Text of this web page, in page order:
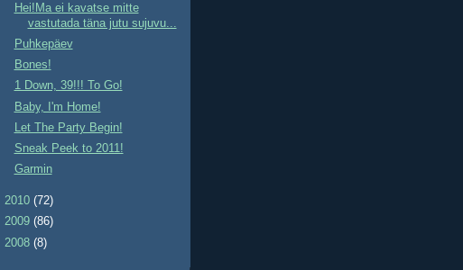
Hei!Ma ei kavatse mitte
vastutada täna jutu sujuvu...
Puhkepäev
Bones!
1 Down, 39!!! To Go!
Baby, I'm Home!
Let The Party Begin!
Sneak Peek to 2011!
Garmin
2010 (72)
2009 (86)
2008 (8)